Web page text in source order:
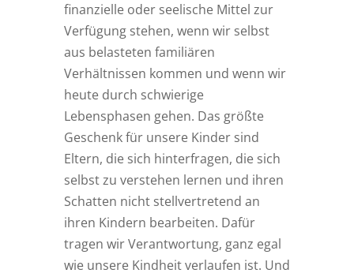
finanzielle oder seelische Mittel zur
Verfügung stehen, wenn wir selbst
aus belasteten familiären
Verhältnissen kommen und wenn wir
heute durch schwierige
Lebensphasen gehen. Das größte
Geschenk für unsere Kinder sind
Eltern, die sich hinterfragen, die sich
selbst zu verstehen lernen und ihren
Schatten nicht stellvertretend an
ihren Kindern bearbeiten. Dafür
tragen wir Verantwortung, ganz egal
wie unsere Kindheit verlaufen ist. Und